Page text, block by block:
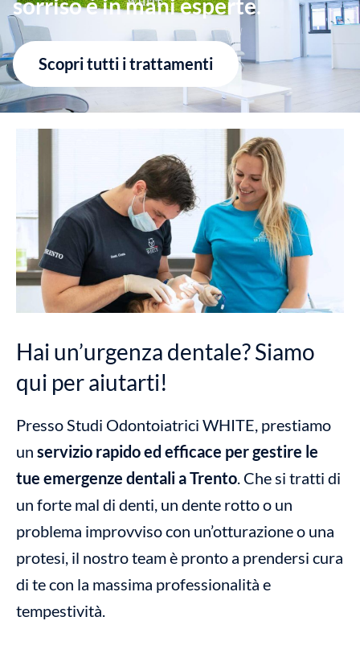
sorriso è in mani esperte.
Scopri tutti i trattamenti
Hai un’urgenza dentale? Siamo
qui per aiutarti!
Presso Studi Odontoiatrici WHITE, prestiamo
un servizio rapido ed efficace per gestire le
tue emergenze dentali a Trento. Che si tratti di
un forte mal di denti, un dente rotto o un
problema improvviso con un’otturazione o una
protesi, il nostro team è pronto a prendersi cura
di te con la massima professionalità e
tempestività.